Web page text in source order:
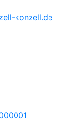
konzell.de